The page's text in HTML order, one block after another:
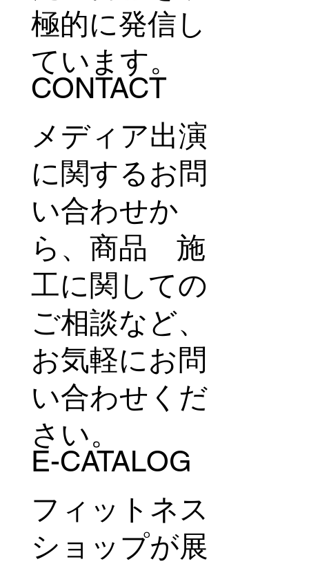
極的に発信し
ています。
CONTACT
メディア出演
に関するお問
い合わせか
ら、商品 施
工に関しての
ご相談など、
お気軽にお問
い合わせくだ
さい。
E-CATALOG
フィットネス
ショップが展